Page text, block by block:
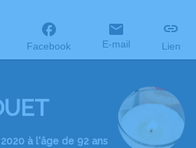
Facebook E-mail Lien
à l'âge de 92 ans